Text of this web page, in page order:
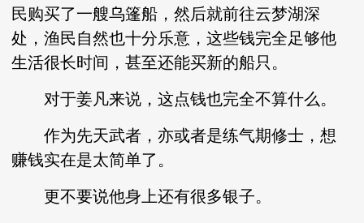
民购买了一艘乌篷船，然后就前往云梦湖深
处，渔民自然也十分乐意，这些钱完全足够他
生活很长时间，甚至还能买新的船只。
对于姜凡来说，这点钱也完全不算什么。
作为先天武者，亦或者是练气期修士，想
赚钱实在是太简单了。
更不要说他身上还有很多银子。